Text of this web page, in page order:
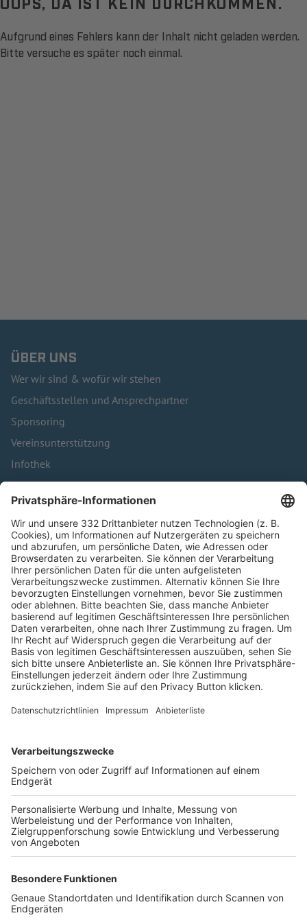
Aufgrund eines Fehlers kann der Inhalt nicht geladen werden.
Bitte versuche es später noch einmal.
ÜBER UNS
Wer wir sind & wofür wir stehen
Geschäftsstellen und Ansprechpartner
Sponsoring
Vereinsunterstützung
Infothek
Kontakt
HÄUFIG BESUCHTE SEITEN
Pässe und Vereinswechsel
Trainerausbildung
Schulungsangebot Vereinsmitarbeiter
BFV-Geschäftsstellen
Trainerbörse
Login SpielPlus
FOLGE DEM BFV
TOP-VEREINE
TOP-PARTNER